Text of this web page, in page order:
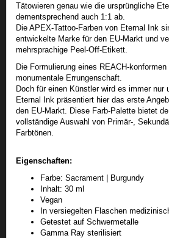
Tätowieren genau wie die ursprüngliche
dementsprechend auch 1:1 ab.
Die APEX-Tattoo-Farben von Eternal Ink
entwickelte Marke für den EU-Markt und
mehrsprachige Peel-Off-Etikett.
Die Formulierung eines REACH-
monumentale Errungenschaft.
Doch für einen Künstler wird es immer nur
Eternal Ink präsentiert hier das erste
den EU-Markt. Diese Farb-Palette bietet
vollständige Auswahl von Primär-,
Farbtönen.
Eigenschaften:
Farbe: Sacrament | Burgundy
Inhalt: 30 ml
Vegan
In versiegelten Flaschen
Getestet auf Schwermetalle
Gamma Ray sterilisiert